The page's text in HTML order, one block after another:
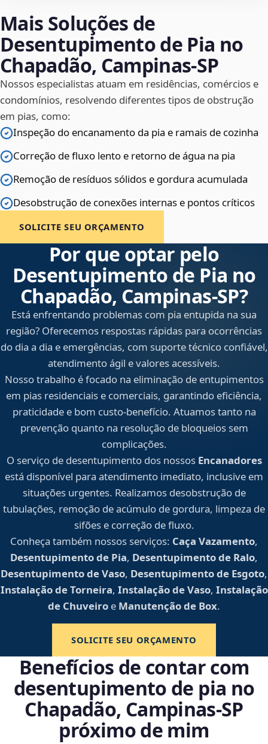
Mais Soluções de
Desentupimento de Pia no
Chapadão, Campinas‑SP
Nossos especialistas atuam em residências, comércios e
condomínios, resolvendo diferentes tipos de obstrução
em pias, como:
Inspeção do encanamento da pia e ramais de cozinha
Correção de fluxo lento e retorno de água na pia
Remoção de resíduos sólidos e gordura acumulada
Desobstrução de conexões internas e pontos críticos
SOLICITE SEU ORÇAMENTO
Por que optar pelo
Desentupimento de Pia no
Chapadão, Campinas‑SP?
Está enfrentando problemas com pia entupida na sua
região? Oferecemos respostas rápidas para ocorrências
do dia a dia e emergências, com suporte técnico confiável,
atendimento ágil e valores acessíveis.
Nosso trabalho é focado na eliminação de entupimentos
em pias residenciais e comerciais, garantindo eficiência,
praticidade e bom custo-benefício. Atuamos tanto na
prevenção quanto na resolução de bloqueios sem
complicações.
O serviço de desentupimento dos nossos Encanadores
está disponível para atendimento imediato, inclusive em
situações urgentes. Realizamos desobstrução de
tubulações, remoção de acúmulo de gordura, limpeza de
sifões e correção de fluxo.
Conheça também nossos serviços: Caça Vazamento,
Desentupimento de Pia, Desentupimento de Ralo,
Desentupimento de Vaso, Desentupimento de Esgoto,
Instalação de Torneira, Instalação de Vaso, Instalação
de Chuveiro e Manutenção de Box.
SOLICITE SEU ORÇAMENTO
Benefícios de contar com
desentupimento de pia no
Chapadão, Campinas‑SP
próximo de mim